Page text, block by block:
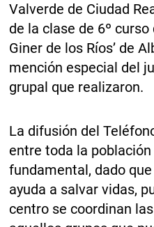
Valverde de Ciudad
de la clase de 6º
Giner de los Ríos’ de
mención especial del
grupal que realizaron.
La difusión del
entre toda la
fundamental, dado
ayuda a salvar vidas,
centro se coordinan